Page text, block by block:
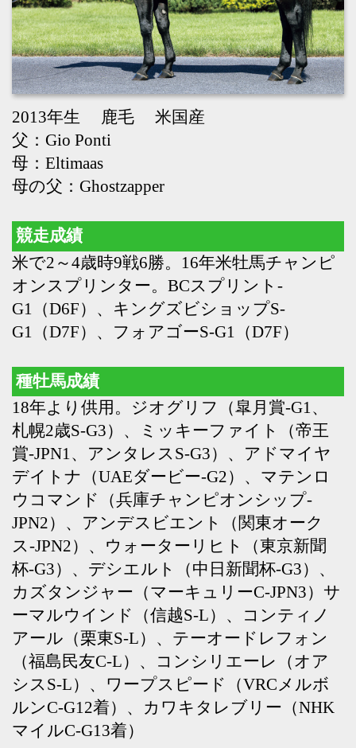
父：Gio Ponti
母：Eltimaas
母の父：Ghostzapper
競走成績
米で2～4歳時9戦6勝。16年米牡馬チャンピ
オンスプリンター。BCスプリント-
G1（D6F）、キングズビショップS-
G1（D7F）、フォアゴーS-G1（D7F）
種牡馬成績
18年より供用。ジオグリフ（皐月賞-G1、
賞-JPN1、アンタレスS-G3）、アドマイヤ
デイトナ（UAEダービー-G2）、マテンロ
ウコマンド（兵庫チャンピオンシップ-
JPN2）、アンデスビエント（関東オーク
ス-JPN2）、ウォーターリヒト（東京新聞
杯-G3）、デシエルト（中日新聞杯-G3）、
カズタンジャー（マーキュリーC-JPN3）サ
アール（栗東S-L）、テーオードレフォン
（福島民友C-L）、コンシリエーレ（オア
シスS-L）、ワープスピード（VRCメルボ
ルンC-G12着）、カワキタレブリー（NHK
マイルC-G13着）
PageTop
Home
Back
クラブ紹介 入会案内 所属馬情報 お問合せ
著作権 個人情報保護方針 ファンド勧誘方針
アプリケーションプライバシーポリシー
PCサイト Copyright © CARROTCLUB